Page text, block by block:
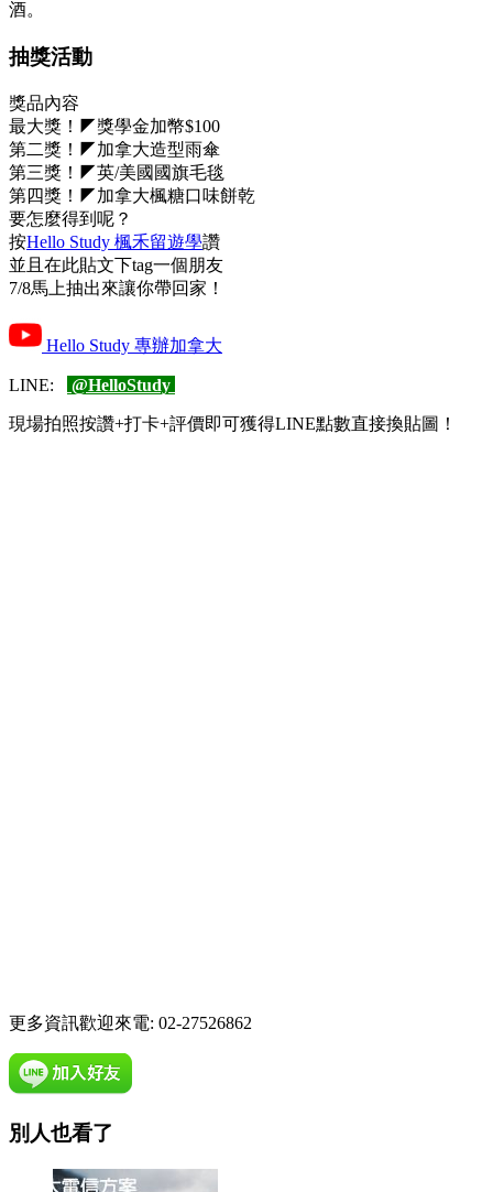
酒。
抽獎活動
獎品內容
最大獎！◤獎學金加幣$100
第二獎！◤加拿大造型雨傘
第三獎！◤英/美國國旗毛毯
第四獎！◤加拿大楓糖口味餅乾
要怎麼得到呢？
按Hello Study 楓禾留遊學讚
並且在此貼文下tag一個朋友
7/8馬上抽出來讓你帶回家！
Hello Study 專辦加拿大
LINE: @HelloStudy
現場拍照按讚+打卡+評價即可獲得LINE點數直接換貼圖！
更多資訊歡迎來電: 02-27526862
別人也看了